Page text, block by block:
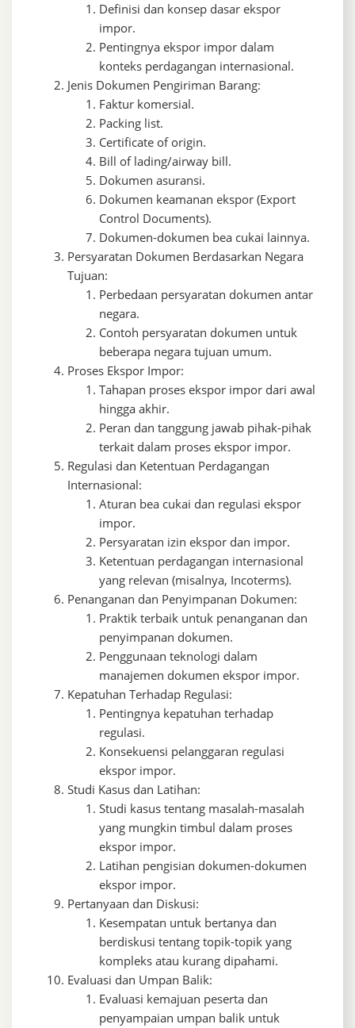
Definisi dan konsep dasar ekspor
impor.
Pentingnya ekspor impor dalam
konteks perdagangan internasional.
Jenis Dokumen Pengiriman Barang:
Faktur komersial.
Packing list.
Certificate of origin.
Bill of lading/airway bill.
Dokumen asuransi.
Dokumen keamanan ekspor (Export
Control Documents).
Dokumen-dokumen bea cukai lainnya.
Persyaratan Dokumen Berdasarkan Negara
Tujuan:
Perbedaan persyaratan dokumen antar
negara.
Contoh persyaratan dokumen untuk
beberapa negara tujuan umum.
Proses Ekspor Impor:
Tahapan proses ekspor impor dari awal
hingga akhir.
Peran dan tanggung jawab pihak-pihak
terkait dalam proses ekspor impor.
Regulasi dan Ketentuan Perdagangan
Internasional:
Aturan bea cukai dan regulasi ekspor
impor.
Persyaratan izin ekspor dan impor.
Ketentuan perdagangan internasional
yang relevan (misalnya, Incoterms).
Penanganan dan Penyimpanan Dokumen:
Praktik terbaik untuk penanganan dan
penyimpanan dokumen.
Penggunaan teknologi dalam
manajemen dokumen ekspor impor.
Kepatuhan Terhadap Regulasi:
Pentingnya kepatuhan terhadap
regulasi.
Konsekuensi pelanggaran regulasi
ekspor impor.
Studi Kasus dan Latihan:
Studi kasus tentang masalah-masalah
yang mungkin timbul dalam proses
ekspor impor.
Latihan pengisian dokumen-dokumen
ekspor impor.
Pertanyaan dan Diskusi:
Kesempatan untuk bertanya dan
berdiskusi tentang topik-topik yang
kompleks atau kurang dipahami.
Evaluasi dan Umpan Balik:
Evaluasi kemajuan peserta dan
penyampaian umpan balik untuk